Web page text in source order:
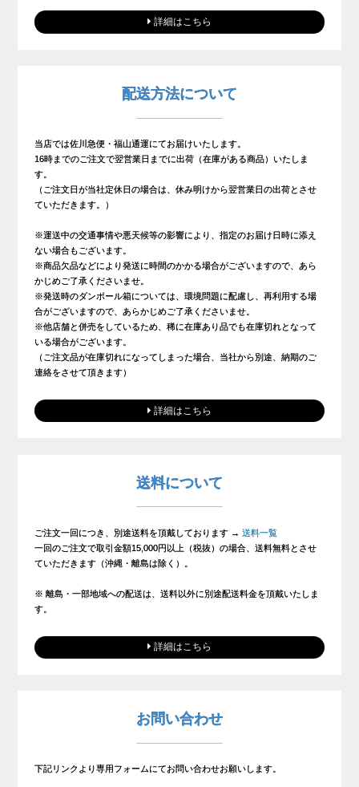
詳細はこちら
配送方法について
当店では佐川急便・福山通運にてお届けいたします。
16時までのご注文で翌営業日までに出荷（在庫がある商品）いたしま
す。
（ご注文日が当社定休日の場合は、休み明けから翌営業日の出荷とさせ
ていただきます。）
※運送中の交通事情や悪天候等の影響により、指定のお届け日時に添え
ない場合もございます。
※商品欠品などにより発送に時間のかかる場合がございますので、あら
かじめご了承くださいませ。
※発送時のダンボール箱については、環境問題に配慮し、再利用する場
合がございますので、あらかじめご了承くださいませ。
※他店舗と併売をしているため、稀に在庫あり品でも在庫切れとなって
いる場合がございます。
（ご注文品が在庫切れになってしまった場合、当社から別途、納期のご
連絡をさせて頂きます）
詳細はこちら
送料について
ご注文一回につき、別途送料を頂戴しております → 送料一覧
一回のご注文で取引金額15,000円以上（税抜）の場合、送料無料とさせ
ていただきます（沖縄・離島は除く）。
※ 離島・一部地域への配送は、送料以外に別途配送料金を頂戴いたしま
す。
詳細はこちら
お問い合わせ
下記リンクより専用フォームにてお問い合わせお願いします。